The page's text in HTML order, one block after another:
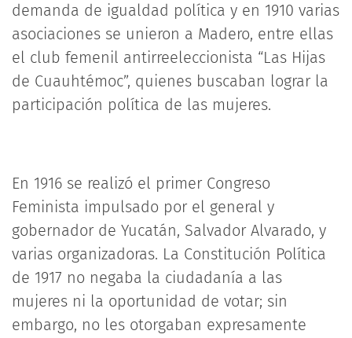
demanda de igualdad política y en 1910 varias
asociaciones se unieron a Madero, entre ellas
el club femenil antirreeleccionista “Las Hijas
de Cuauhtémoc”, quienes buscaban lograr la
participación política de las mujeres.
En 1916 se realizó el primer Congreso
Feminista impulsado por el general y
gobernador de Yucatán, Salvador Alvarado, y
varias organizadoras. La Constitución Política
de 1917 no negaba la ciudadanía a las
mujeres ni la oportunidad de votar; sin
embargo, no les otorgaban expresamente